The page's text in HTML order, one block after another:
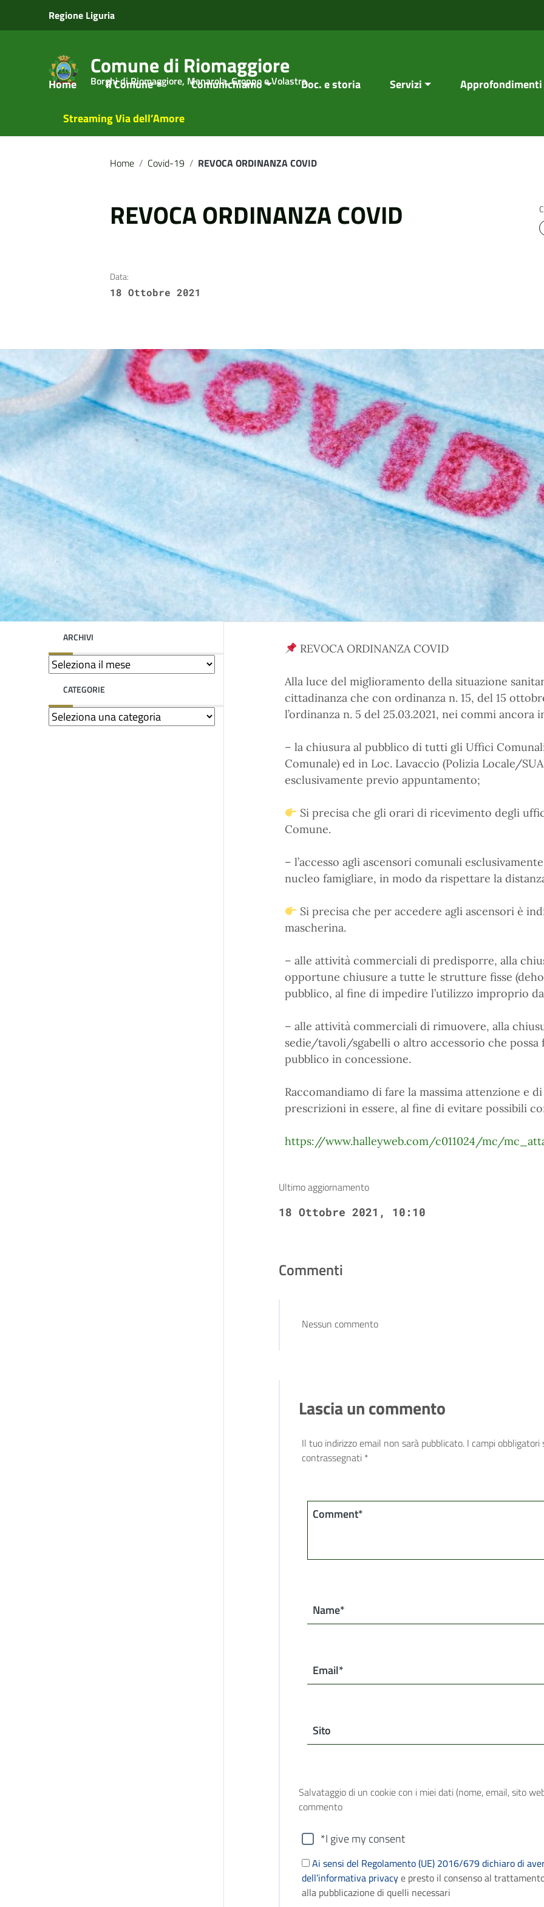
Vai ai contenuti
Vai al menu di navigazione
Regione Liguria
Comune di Riomaggiore
Borghi di Riomaggiore, Manarola, Groppo e Volastra
Home Il Comune Comunichiamo Doc. e storia Servizi Approfondimenti
Streaming Via dell’Amore
Home / Covid-19 / REVOCA ORDINANZA COVID
REVOCA ORDINANZA COVID
Data:
18 Ottobre 2021
ARCHIVI
CATEGORIE
REVOCA ORDINANZA COVID
Alla luce del miglioramento della situazione
cittadinanza che con ordinanza n. 15, del 15
l’ordinanza n. 5 del 25.03.2021, nei commi ancora
– la chiusura al pubblico di tutti gli Uffici
Comunale) ed in Loc. Lavaccio (Polizia Locale/
esclusivamente previo appuntamento;
Si precisa che gli orari di ricevimento degli
Comune.
– l’accesso agli ascensori comunali
nucleo famigliare, in modo da rispettare la
Si precisa che per accedere agli ascensori è
mascherina.
– alle attività commerciali di predisporre, alla
opportune chiusure a tutte le strutture fisse
pubblico, al fine di impedire l’utilizzo improprio
– alle attività commerciali di rimuovere, alla
sedie/tavoli/sgabelli o altro accessorio che possa
pubblico in concessione.
Raccomandiamo di fare la massima attenzione e
prescrizioni in essere, al fine di evitare possibili
https://www.halleyweb.com/c011024/mc/
Ultimo aggiornamento
18 Ottobre 2021, 10:10
Commenti
Nessun commento
Lascia un commento
Il tuo indirizzo email non sarà pubblicato. I campi obbligatori
contrassegnati *
Comment*
Name*
Email*
Sito
Salvataggio di un cookie con i miei dati (nome, email, sito
commento
*I give my consent
Ai sensi del Regolamento (UE) 2016/679 dichiaro di
dell’informativa privacye presto il consenso al
alla pubblicazione di quelli necessari